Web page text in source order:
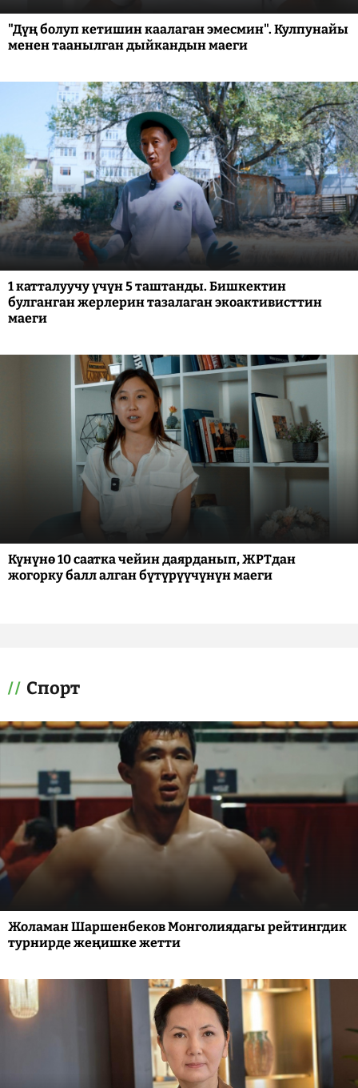
"Дүң болуп кетишин каалаган эмесмин". Кулпунайы
менен таанылган дыйкандын маеги
1 катталуучу үчүн 5 таштанды. Бишкектин
булганган жерлерин тазалаган экоактивисттин
маеги
Күнүнө 10 саатка чейин даярданып, ЖРТдан
жогорку балл алган бүтүрүүчүнүн маеги
Спорт
Жоламан Шаршенбеков Монголиядагы рейтингдик
турнирде жеңишке жетти